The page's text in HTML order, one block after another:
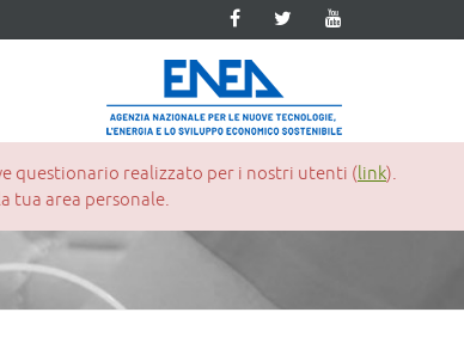
questionario realizzato per i nostri utenti (link).
tua area personale.